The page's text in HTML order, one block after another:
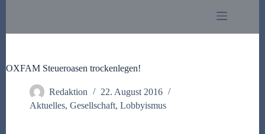
OXFAM Steueroasen trockenlegen!
Redaktion
22. August 2016
Aktuelles, Gesellschaft, Lobbyismus